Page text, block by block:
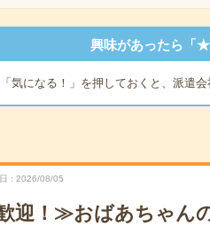
興味があったら「★
「気になる！」を押しておくと、派遣会
2026/08/05
迎！≫おばあちゃん